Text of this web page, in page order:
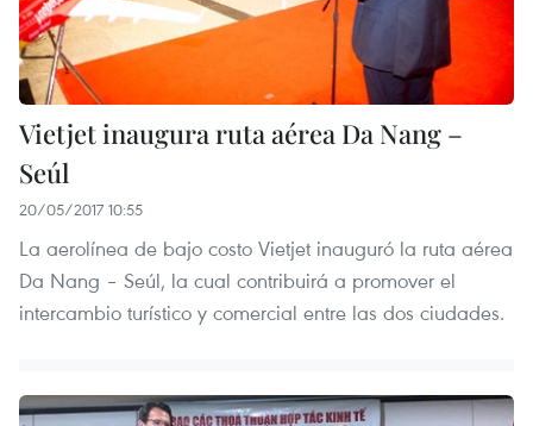
Vietjet inaugura ruta aérea Da Nang –
Seúl
20/05/2017 10:55
La aerolínea de bajo costo Vietjet inauguró la ruta aérea
Da Nang – Seúl, la cual contribuirá a promover el
intercambio turístico y comercial entre las dos ciudades.